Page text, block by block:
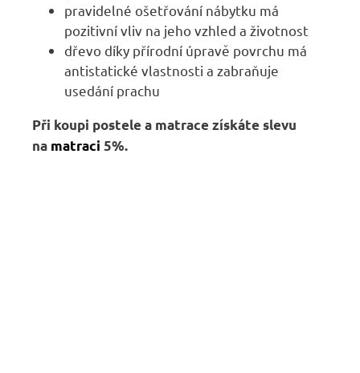
pravidelné ošetřování nábytku má
pozitivní vliv na jeho vzhled a životnost
dřevo díky přírodní úpravě povrchu má
antistatické vlastnosti a zabraňuje
usedání prachu
Při koupi postele a matrace získáte slevu
na matraci 5%.